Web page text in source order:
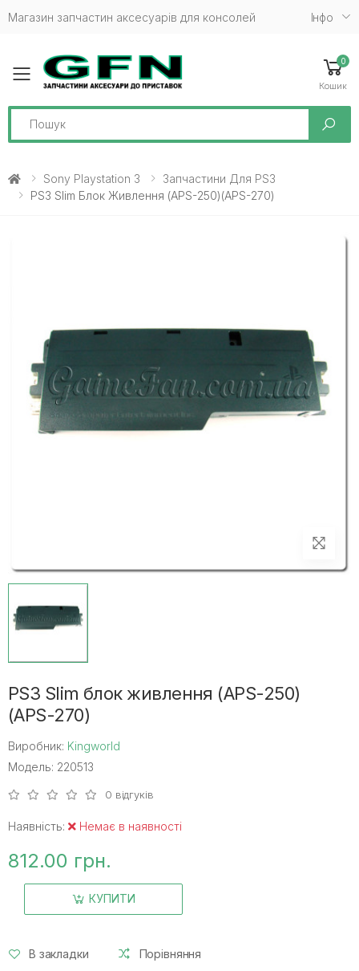
Магазин запчастин аксесуарів для консолей Iнфо
Toggle mobile menu
0
Кошик
Search
Sony Playstation 3
Запчастини Для PS3
PS3 Slim Блок Живлення (APS-250)(APS-270)
PS3 Slim блок живлення (APS-250)
(APS-270)
Виробник: Kingworld
Модель: 220513
0 відгуків
Наявність: Немає в наявності
812.00 грн.
КУПИТИ
В закладки Порівняння